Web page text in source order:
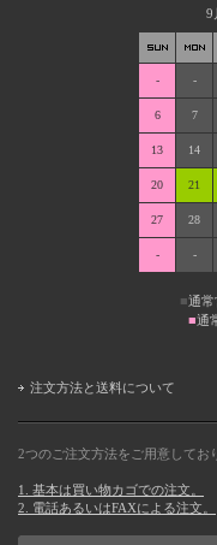
9
- -
6 7
13 14
20 21
27 28
- -
■通常
■通
注文方法と送料について
2つのご注文方法をご用意してお
1. 基本は買い物カゴでの注文。
2. 電話あるいはFAXによる注文。